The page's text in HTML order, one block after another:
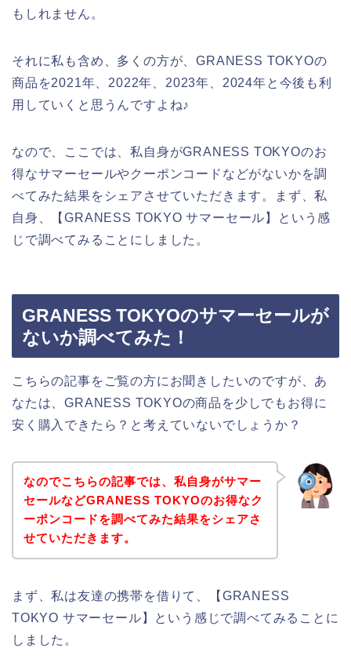
もしれません。
それに私も含め、多くの方が、GRANESS TOKYOの
商品を2021年、2022年、2023年、2024年と今後も利
用していくと思うんですよね♪
なので、ここでは、私自身がGRANESS TOKYOのお
得なサマーセールやクーポンコードなどがないかを調
べてみた結果をシェアさせていただきます。まず、私
自身、【GRANESS TOKYO サマーセール】という感
じで調べてみることにしました。
GRANESS TOKYOのサマーセールが
ないか調べてみた！
こちらの記事をご覧の方にお聞きしたいのですが、あ
なたは、GRANESS TOKYOの商品を少しでもお得に
安く購入できたら？と考えていないでしょうか？
なのでこちらの記事では、私自身がサマー
セールなどGRANESS TOKYOのお得なク
ーポンコードを調べてみた結果をシェアさ
せていただきます。
まず、私は友達の携帯を借りて、【GRANESS
TOKYO サマーセール】という感じで調べてみることに
しました。